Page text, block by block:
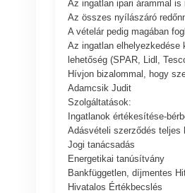
Az ingatlan ipari árammal
Az összes nyílászáró
A vételár pedig magában
Az ingatlan elhelyezkedése
lehetőség (SPAR, Lidl,
Hívjon bizalommal, hogy
Adamcsik Judit
Szolgáltatások:
Ingatlanok értékesítése-
Adásvételi szerződés teljes
Jogi tanácsadás
Energetikai tanúsítvány
Bankfüggetlen, díjmentes
Hivatalos Értékbecslés